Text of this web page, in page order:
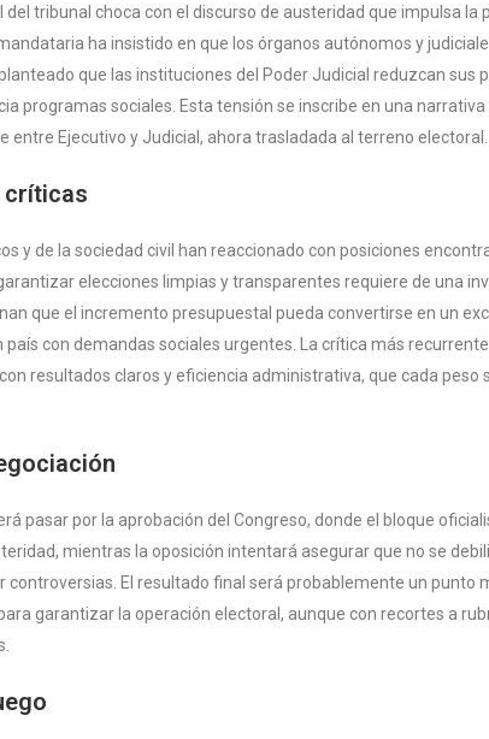
del tribunal choca con el discurso de austeridad que impulsa la
ha insistido en que los órganos autónomos y
que las instituciones del Poder Judicial reduzcan sus
programas sociales. Esta tensión se inscribe en una narrativa
entre Ejecutivo y Judicial, ahora trasladada al terreno electoral.
críticas
y de la sociedad civil han reaccionado con posiciones
elecciones limpias y transparentes requiere de una
que el incremento presupuestal pueda convertirse en un
con demandas sociales urgentes. La crítica más recurrente
resultados claros y eficiencia administrativa, que cada peso
pasar por la aprobación del Congreso, donde el bloque
mientras la oposición intentará asegurar que no se
controversias. El resultado final será probablemente un punto
garantizar la operación electoral, aunque con recortes a